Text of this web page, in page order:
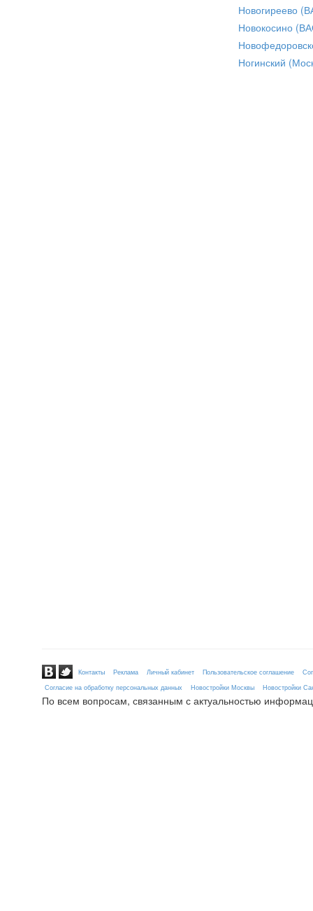
Новогиреево
Новокосино
Ногинский
Контакты Реклама Личный кабинет Пользовательское соглашение
Согласие на обработку персональных данных
Новостройки Москвы Новостройки
По всем вопросам, связанным с актуальностью